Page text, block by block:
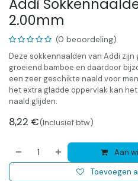
Addi
2.00mm
(0 beoordeling)
Deze sokkennaalden van Addi zijn
groeiend bamboe en daardoor
een zeer geschikte naald voor
het extra gladde oppervlak kan
naald glijden.
8,22 €(Inclusief btw)
Aan
Toevoegen